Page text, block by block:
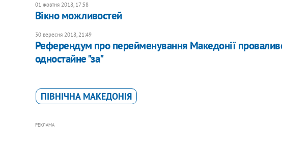
01 жовтня 2018, 17:58
Вікно можливостей
30 вересня 2018, 21:49
Референдум про перейменування Македонії
одностайне "за"
ПІВНІЧНА МАКЕДОНІЯ
РЕКЛАМА